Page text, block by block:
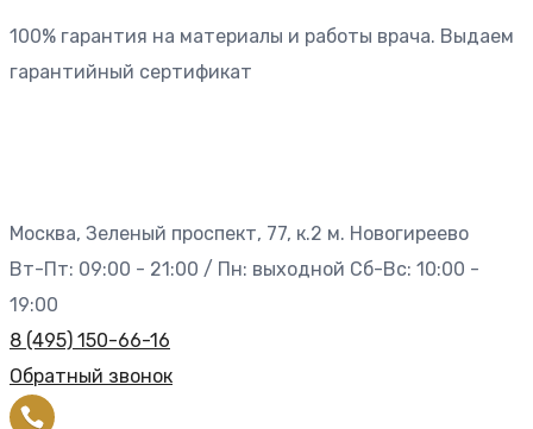
100% гарантия на материалы и работы врача. Выдаем
гарантийный сертификат
Москва, Зеленый проспект, 77, к.2 м. Новогиреево
Вт-Пт: 09:00 - 21:00 / Пн: выходной Сб-Вс: 10:00 -
19:00
8 (495) 150-66-16
Обратный звонок